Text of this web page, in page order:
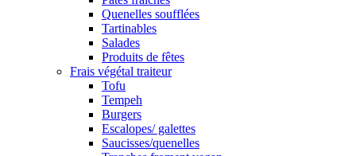
Quenelles soufflées
Tartinables
Salades
Produits de fêtes
Frais végétal traiteur
Tofu
Tempeh
Burgers
Escalopes/ galettes
Saucisses/quenelles